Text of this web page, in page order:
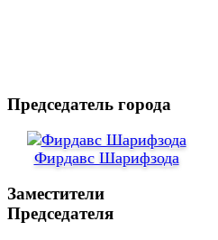
Председатель города
Фирдавс Шарифзода
Заместители
Председателя